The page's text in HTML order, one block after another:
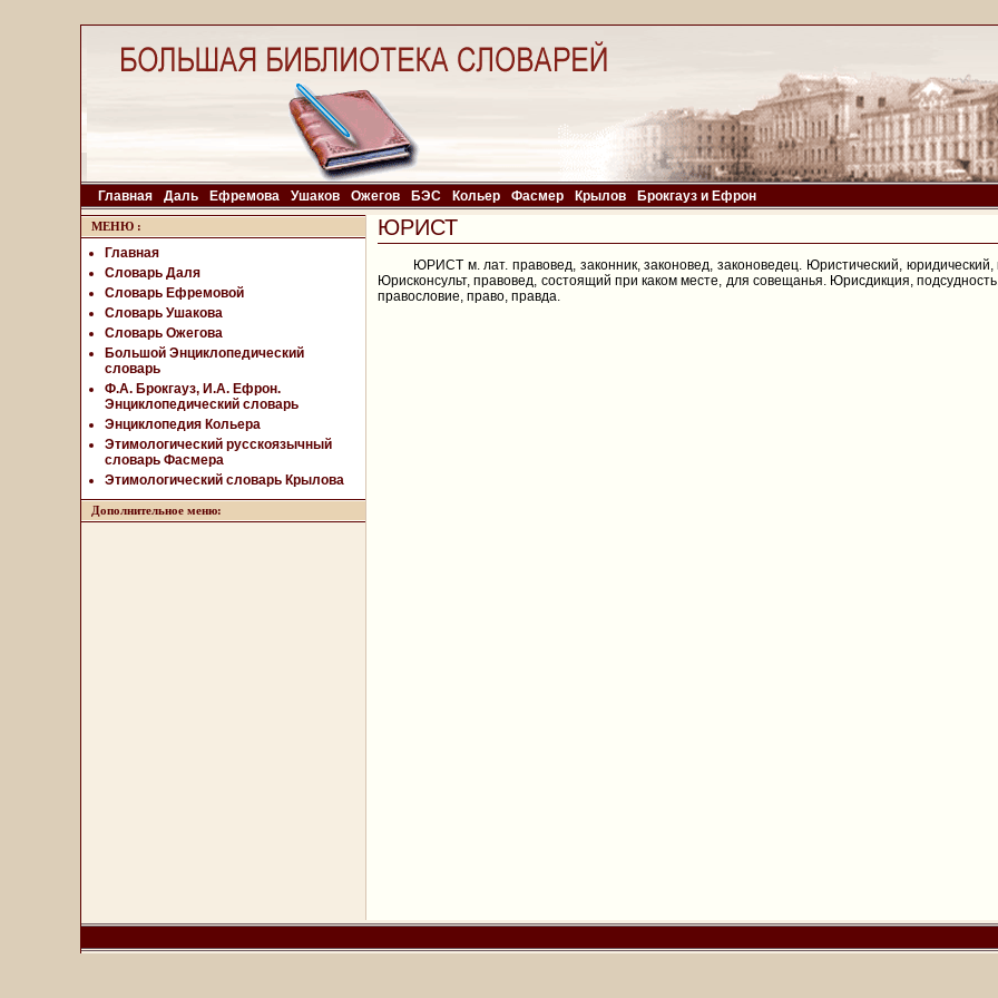
Главная Даль Ефремова Ушаков Ожегов БЭС Кольер Фасмер Крылов Брокгауз и Ефрон
МЕНЮ :
Главная
Словарь Даля
Словарь Ефремовой
Словарь Ушакова
Словарь Ожегова
Большой Энциклопедический
словарь
Ф.А. Брокгауз, И.А. Ефрон.
Энциклопедический словарь
Энциклопедия Кольера
Этимологический русскоязычный
словарь Фасмера
Этимологический словарь Крылова
Дополнительное меню:
ЮРИСТ
ЮРИСТ м. лат. правовед, законник, законовед, законоведец. Юристический,
Юрисконсульт, правовед, состоящий при каком месте, для совещанья. Юрисдикция,
правословие, право, правда.